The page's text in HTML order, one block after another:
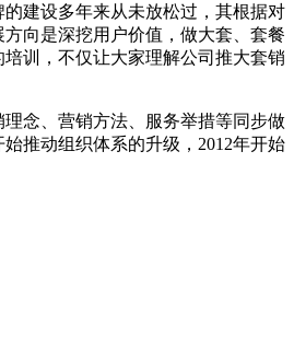
建设多年来从未放松过，其根据对
向是深挖用户价值，做大套、套餐
训，不仅让大家理解公司推大套销
念、营销方法、服务举措等同步做
推动组织体系的升级，2012年开始